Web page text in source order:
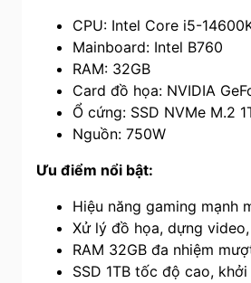
CPU: Intel Core i5-
Mainboard: Intel B760
RAM: 32GB
Card đồ họa: NVIDIA
Ổ cứng: SSD NVMe M.2
Nguồn: 750W
Ưu điểm nổi bật:
Hiệu năng gaming mạnh
Xử lý đồ họa, dựng
RAM 32GB đa nhiệm
SSD 1TB tốc độ cao,